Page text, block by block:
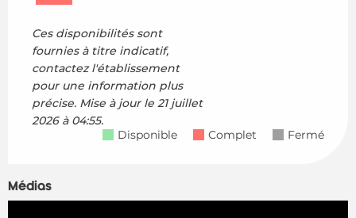
Ces disponibilités sont
fournies à titre indicatif,
contactez l'établissement
pour une information plus
précise. Mise à jour le 21 juillet
2026 à 04:55.
Disponible
Complet Fermé
Médias